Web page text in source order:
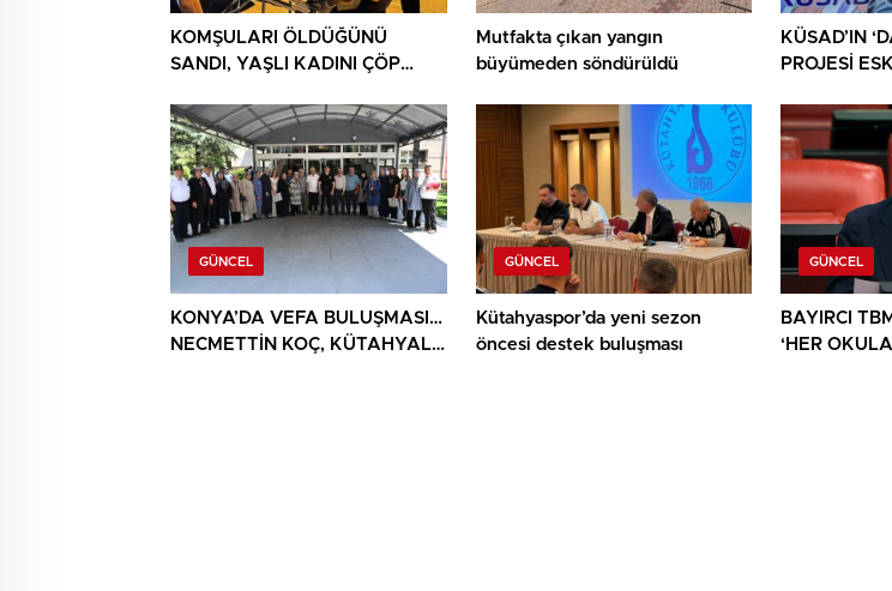
KOMŞULARI ÖLDÜĞÜNÜ
SANDI, YAŞLI KADINI ÇÖP
BULUNDU
Mutfakta çıkan yangın
büyümeden söndürüldü
KÜSAD’IN
PROJESİ
BULUŞUYOR
GÜNCEL
KONYA’DA VEFA BULUŞMASI…
NECMETTİN KOÇ, KÜTAHYALI
GÜNCEL
Kütahyaspor’da yeni sezon
öncesi destek buluşması
GÜNCEL
BAYIRCI
‘HER